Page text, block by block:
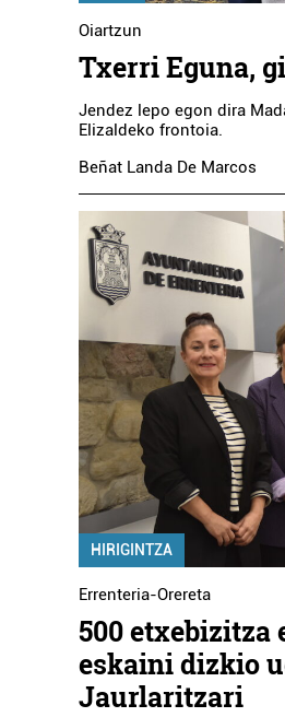
Oiartzun
Txerri Eguna,
Jendez lepo egon dira
Elizaldeko frontoia.
Beñat Landa De Marcos
HIRIGINTZA
Errenteria-Orereta
500
eskaini dizkio
Jaurlaritzari